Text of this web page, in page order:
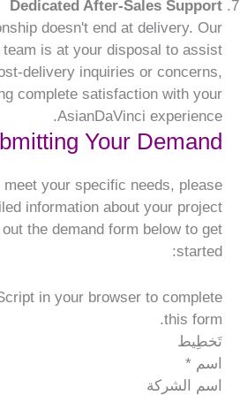
Dedicated After-Sales Support
doesn't end at delivery. Our
is at your disposal to assist
delivery inquiries or concerns,
complete satisfaction with your
AsianDaVinci experience.
Your Demand
meet your specific needs, please
information about your project
the demand form below to get
started:
in your browser to complete
this form.
تَخطِيط
اسم *
اسم الشركة